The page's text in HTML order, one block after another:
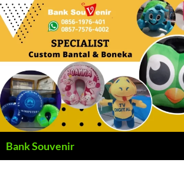
Langsung
ke
Bank Souvenir